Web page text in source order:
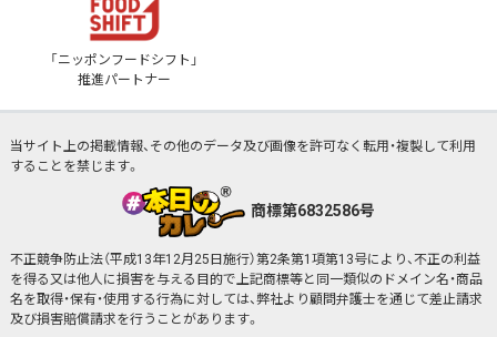
「ニッポンフードシフト」
推進パートナー
当サイト上の掲載情報、その他のデータ及び画像を許可なく転用・複製して利用
することを禁じます。
商標第6832586号
不正競争防止法（平成13年12月25日施行）第2条第1項第13号により、不正の利益
を得る又は他人に損害を与える目的で上記商標等と同一類似のドメイン名・商品
名を取得・保有・使用する行為に対しては、弊社より顧問弁護士を通じて差止請求
及び損害賠償請求を行うことがあります。